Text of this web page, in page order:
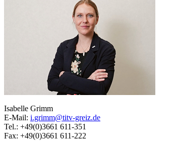
Isabelle Grimm
E-Mail: i.grimm@titv-greiz.de
Tel.: +49(0)3661 611-351
Fax: +49(0)3661 611-222